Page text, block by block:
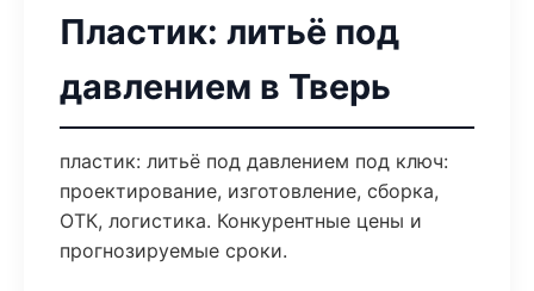
Пластик: литьё под
давлением в Тверь
пластик: литьё под давлением под ключ:
проектирование, изготовление, сборка,
ОТК, логистика. Конкурентные цены и
прогнозируемые сроки.